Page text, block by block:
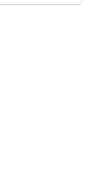
thủy, đời sống.
một trong
sức nhiều
trong của từng
màu trang sức
tai…
nâng cao sức
có khả
bệnh về
sức mạnh
triển như khả